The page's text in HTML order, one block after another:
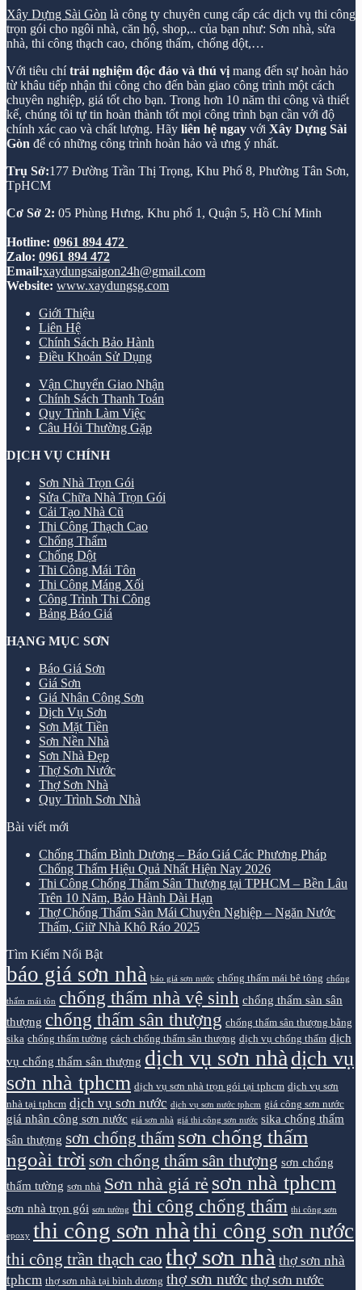
Xây Dựng Sài Gòn là công ty chuyên cung cấp các dịch vụ thi công
trọn gói cho ngôi nhà, căn hộ, shop,.. của bạn như: Sơn nhà, sửa
nhà, thi công thạch cao, chống thấm, chống dột,…
Với tiêu chítrải nghiệm độc đáo và thú vị mang đến sự hoàn hảo
từ khâu tiếp nhận thi công cho đến bàn giao công trình một cách
chuyên nghiệp, giá tốt cho bạn. Trong hơn 10 năm thi công và thiết
kế, chúng tôi tự tin hoàn thành tốt mọi công trình bạn cần với độ
chính xác cao và chất lượng. Hãy liên hệ ngay với Xây Dựng Sài
Gòn để có những công trình hoàn hảo và ưng ý nhất.
Trụ Sở:177 Đường Trần Thị Trọng, Khu Phố 8, Phường Tân Sơn,
TpHCM
Cơ Sở 2: 05 Phùng Hưng, Khu phố 1, Quận 5, Hồ Chí Minh
Hotline: 0961 894 472
Zalo: 0961 894 472
Email:xaydungsaigon24h@gmail.com
Website: www.xaydungsg.com
Giới Thiệu
Liên Hệ
Chính Sách Bảo Hành
Điều Khoản Sử Dụng
Vận Chuyển Giao Nhận
Chính Sách Thanh Toán
Quy Trình Làm Việc
Câu Hỏi Thường Gặp
DỊCH VỤ CHÍNH
Sơn Nhà Trọn Gói
Sửa Chữa Nhà Trọn Gói
Cải Tạo Nhà Cũ
Thi Công Thạch Cao
Chống Thấm
Chống Dột
Thi Công Mái Tôn
Thi Công Máng Xối
Công Trình Thi Công
Bảng Báo Giá
HẠNG MỤC SƠN
Báo Giá Sơn
Giá Sơn
Giá Nhân Công Sơn
Dịch Vụ Sơn
Sơn Mặt Tiền
Sơn Nền Nhà
Sơn Nhà Đẹp
Thợ Sơn Nước
Thợ Sơn Nhà
Quy Trình Sơn Nhà
Bài viết mới
Chống Thấm Bình Dương – Báo Giá Các Phương Pháp
Chống Thấm Hiệu Quả Nhất Hiện Nay 2026
Thi Công Chống Thấm Sân Thượng tại TPHCM – Bền Lâu
Trên 10 Năm, Bảo Hành Dài Hạn
Thợ Chống Thấm Sàn Mái Chuyên Nghiệp – Ngăn Nước
Thấm, Giữ Nhà Khô Ráo 2025
Tìm Kiếm Nổi Bật
báo giá sơn nhà báo giá sơn nước chống thấm mái bê tông chống
thấm mái tôn chống thấm nhà vệ sinh chống thấm sàn sân
thượng chống thấm sân thượng chống thấm sân thượng bằng
sika chống thấm tường cách chống thấm sân thượng dịch vụ chống thấm dịch
vụ chống thấm sân thượng dịch vụ sơn nhà dịch vụ
sơn nhà tphcm dịch vụ sơn nhà trọn gói tại tphcm dịch vụ sơn
nhà tại tphcm dịch vụ sơn nước dịch vụ sơn nước tphcm giá công sơn nước
giá nhân công sơn nước giá sơn nhà giá thi công sơn nước sika chống thấm
sân thượng sơn chống thấm sơn chống thấm
ngoài trời sơn chống thấm sân thượng sơn chống
thấm tường sơn nhà Sơn nhà giá rẻ sơn nhà tphcm
sơn nhà trọn gói sơn tường thi công chống thấm thi công sơn
epoxy thi công sơn nhà thi công sơn nước
thi công trần thạch cao thợ sơn nhà thợ sơn nhà
tphcm thợ sơn nhà tại bình dương thợ sơn nước thợ sơn nước